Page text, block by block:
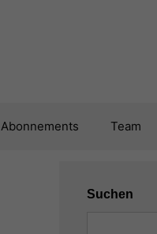
Abonnements Team
Suchen